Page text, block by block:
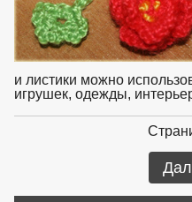
и листики можно
игрушек, одежды,